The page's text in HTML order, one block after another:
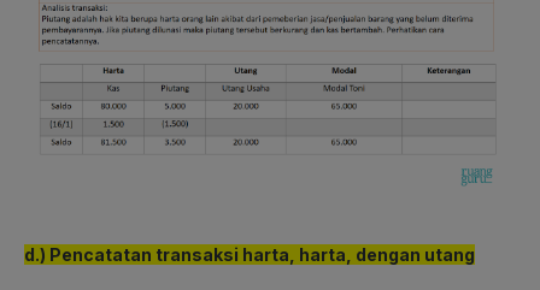
d.) Pencatatan transaksi harta, harta, dengan utang